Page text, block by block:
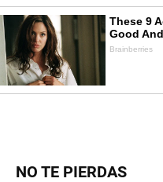
NO TE PIERDAS